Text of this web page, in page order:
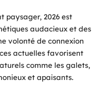
paysager, 2026 est
audacieux et des
volonté de connexion
actuelles favorisent
comme les galets,
et apaisants.